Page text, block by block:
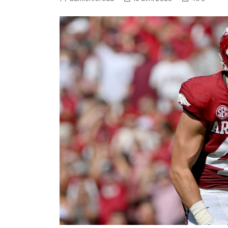
NFL – Power Rankings
Pronostics et paris NFL
Super Bowl LIX
Histoire et Légendes